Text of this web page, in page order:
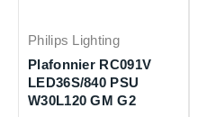
Philips Lighting
Plafonnier RC091V
LED36S/840 PSU
W30L120 GM G2